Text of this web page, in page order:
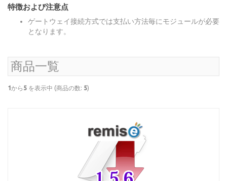
特徴および注意点
ゲートウェイ接続方式では支払い方法毎にモジュールが必要
となります。
商品一覧
1 から 5 を表示中 (商品の数: 5)